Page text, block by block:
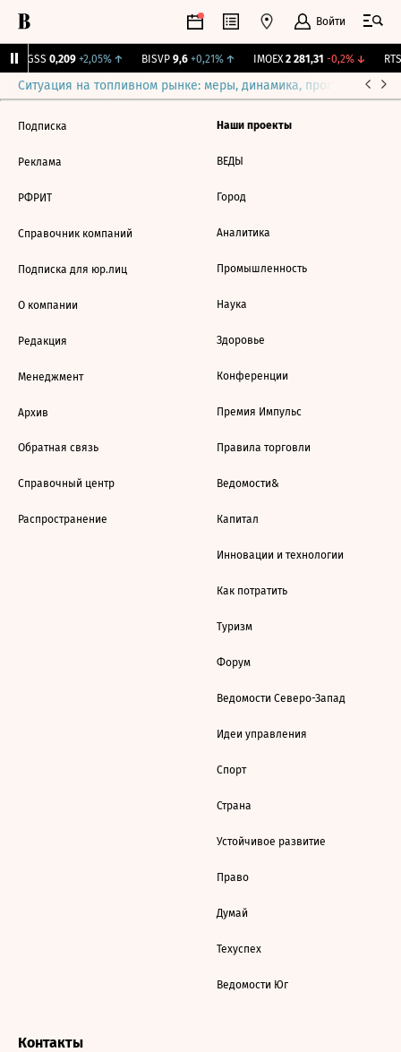
Войти
RGSS 0,209 +2,05%↑ BISVP 9,6 +0,21%↑ IMOEX 2 281,31 -0,2%↓ RTSI
Ситуация на топливном рынке: меры, динамика, прогнозы
Подписка
Реклама
РФРИТ
Справочник компаний
Подписка для юр.лиц
О компании
Редакция
Менеджмент
Архив
Обратная связь
Справочный центр
Распространение
Наши проекты
ВЕДЫ
Город
Аналитика
Промышленность
Наука
Здоровье
Конференции
Премия Импульс
Правила торговли
Ведомости&
Капитал
Инновации и технологии
Как потратить
Туризм
Форум
Ведомости Северо-Запад
Идеи управления
Спорт
Страна
Устойчивое развитие
Право
Думай
Техуспех
Ведомости Юг
Контакты